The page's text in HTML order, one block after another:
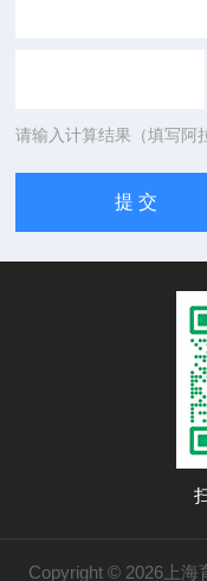
请输入计算结果（填写阿
Copyright © 2026上